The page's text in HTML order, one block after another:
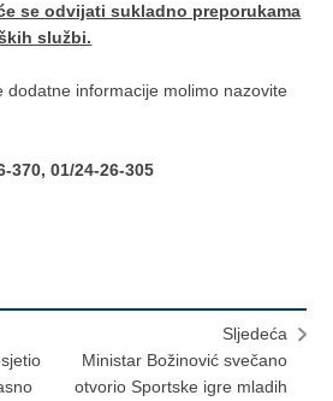
se odvijati sukladno preporukama
službi.
dodatne informacije molimo nazovite
370, 01/24-26-305
Sljedeća
Ministar Božinović svečano
otvorio Sportske igre mladih